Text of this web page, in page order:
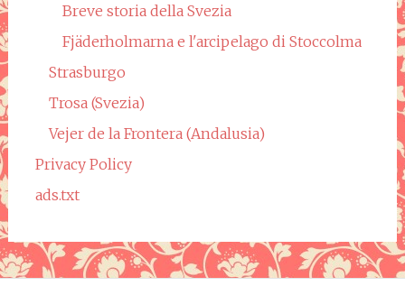
Breve storia della Svezia
Fjäderholmarna e l'arcipelago di Stoccolma
Strasburgo
Trosa (Svezia)
Vejer de la Frontera (Andalusia)
Privacy Policy
ads.txt